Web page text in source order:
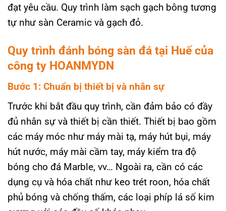
đạt yêu cầu. Quy trình làm sạch gạch bông tương
tự như sàn Ceramic và gạch đỏ.
Quy trình đánh bóng sàn đá tại Huế của
công ty HOANMYDN
Bước 1: Chuẩn bị thiết bị và nhân sự
Trước khi bắt đầu quy trình, cần đảm bảo có đầy
đủ nhân sự và thiết bị cần thiết. Thiết bị bao gồm
các máy móc như máy mài tạ, máy hút bụi, máy
hút nước, máy mài cầm tay, máy kiểm tra độ
bóng cho đá Marble, vv… Ngoài ra, cần có các
dụng cụ và hóa chất như keo trét roon, hóa chất
phủ bóng và chống thấm, các loại phíp lá số kim